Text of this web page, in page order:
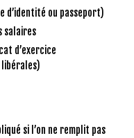
d’identité ou passeport)
salaires
d’exercice
si l’on ne remplit pas